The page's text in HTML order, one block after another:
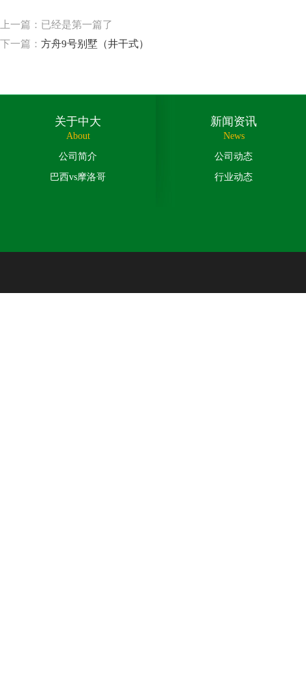
上一篇：已经是第一篇了
下一篇： 方舟9号别墅（井干式）
关于中大
About
公司简介
巴西vs摩洛哥
新闻资讯
News
公司动态
行业动态